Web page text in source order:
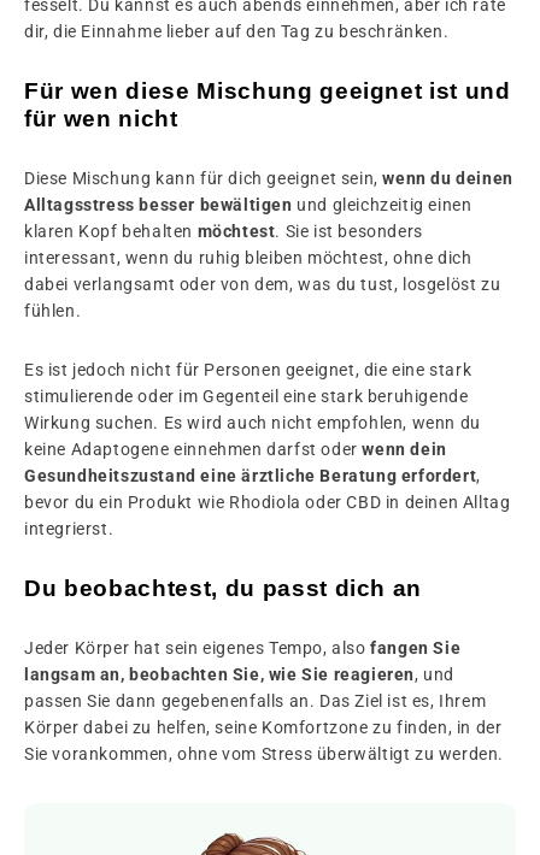
fesselt. Du kannst es auch abends einnehmen, aber ich rate
dir, die Einnahme lieber auf den Tag zu beschränken.
Für wen diese Mischung geeignet ist und
für wen nicht
Diese Mischung kann für dich geeignet sein,wenn du deinen
Alltagsstress besser bewältigen und gleichzeitig einen
klaren Kopf behalten möchtest. Sie ist besonders
interessant, wenn du ruhig bleiben möchtest, ohne dich
dabei verlangsamt oder von dem, was du tust, losgelöst zu
fühlen.
Es ist jedoch nicht für Personen geeignet, die eine stark
stimulierende oder im Gegenteil eine stark beruhigende
Wirkung suchen. Es wird auch nicht empfohlen, wenn du
keine Adaptogene einnehmen darfst oderwenn dein
Gesundheitszustand eine ärztliche Beratung erfordert,
bevor du ein Produkt wie Rhodiola oder CBD in deinen Alltag
integrierst.
Du beobachtest, du passt dich an
Jeder Körper hat sein eigenes Tempo, alsofangen Sie
langsam an, beobachten Sie, wie Sie reagieren, und
passen Sie dann gegebenenfalls an. Das Ziel ist es, Ihrem
Körper dabei zu helfen, seine Komfortzone zu finden, in der
Sie vorankommen, ohne vom Stress überwältigt zu werden.